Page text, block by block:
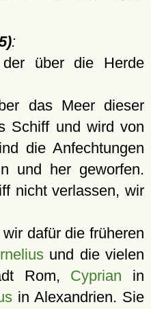
:
über die Herde
das Meer dieser
Schiff und wird von
die Anfechtungen
und her geworfen.
nicht verlassen, wir
dafür die früheren
und die vielen
Rom, Cyprian in
in Alexandrien. Sie